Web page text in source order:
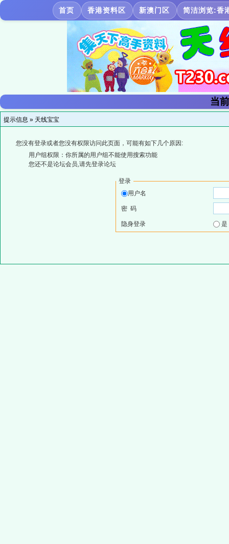
首页 香港资料区 新澳门区 简洁浏览:香
当
提示信息 » 天线宝宝
您没有登录或者您没有权限访问此页面，可能有如下几个原因:
用户组权限：你所属的用户组不能使用搜索功能
您还不是论坛会员,请先登录论坛
登录
用户名
密 码
隐身登录